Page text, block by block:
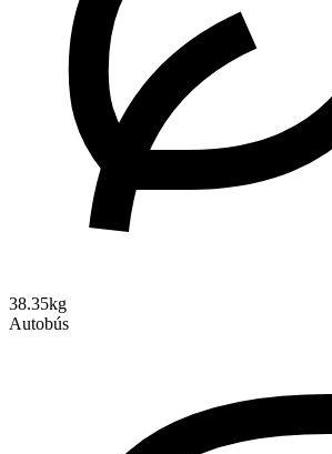
38.35kg
Autobús